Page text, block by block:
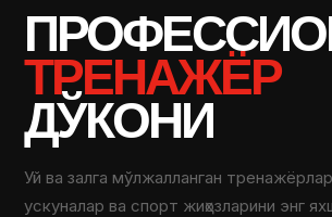
ТРЕНАЖЁР
ДЎКОНИ
Уй ва залга мўлжалланган
ускуналар ва спорт жиҳозларини энг